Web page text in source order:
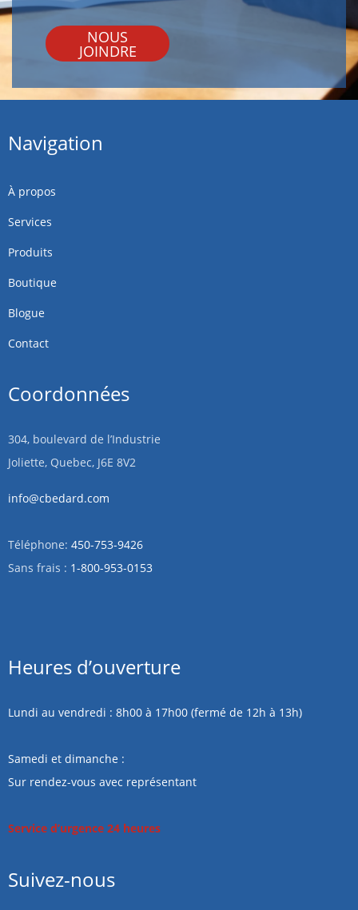
NOUS
JOINDRE
Navigation
À propos
Services
Produits
Boutique
Blogue
Contact
Coordonnées
304, boulevard de l’Industrie
Joliette, Quebec, J6E 8V2
info@cbedard.com
Téléphone: 450-753-9426
Sans frais : 1-800-953-0153
Heures d’ouverture
Lundi au vendredi : 8h00 à 17h00 (fermé de 12h à 13h)
Samedi et dimanche :
Sur rendez-vous avec représentant
Service d’urgence 24 heures
Suivez-nous